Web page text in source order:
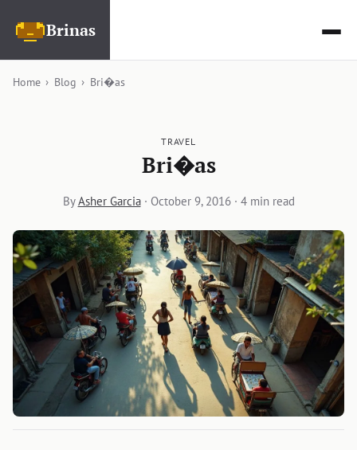
Brinas
Home › Blog › Bri�as
TRAVEL
Bri�as
ByAsher Garcia· October 9, 2016· 4 min read